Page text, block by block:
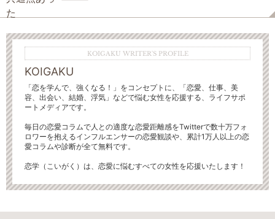
KOIGAKU WRITER'S PROFILE
KOIGAKU
「恋を学んで、強くなる！」をコンセプトに、「恋愛、仕事、美
容、出会い、結婚、浮気」などで悩む女性を応援する、ライフサポ
ートメディアです。
毎日の恋愛コラムで人との適度な恋愛距離感をTwitterで数十万フォ
ロワーを抱えるインフルエンサーの恋愛観談や、累計1万人以上の恋
愛コラムや診断が全て無料です。
恋学（こいがく）は、恋愛に悩むすべての女性を応援いたします！